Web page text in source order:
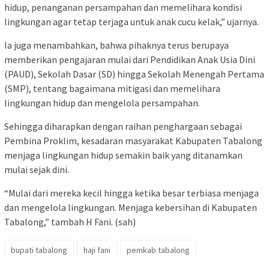
hidup, penanganan persampahan dan memelihara kondisi
lingkungan agar tetap terjaga untuk anak cucu kelak,” ujarnya.
Ia juga menambahkan, bahwa pihaknya terus berupaya
memberikan pengajaran mulai dari Pendidikan Anak Usia Dini
(PAUD), Sekolah Dasar (SD) hingga Sekolah Menengah Pertama
(SMP), tentang bagaimana mitigasi dan memelihara
lingkungan hidup dan mengelola persampahan.
Sehingga diharapkan dengan raihan penghargaan sebagai
Pembina Proklim, kesadaran masyarakat Kabupaten Tabalong
menjaga lingkungan hidup semakin baik yang ditanamkan
mulai sejak dini.
“Mulai dari mereka kecil hingga ketika besar terbiasa menjaga
dan mengelola lingkungan. Menjaga kebersihan di Kabupaten
Tabalong,” tambah H Fani. (sah)
bupati tabalong haji fani pemkab tabalong